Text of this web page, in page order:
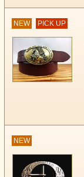
NEW PICK UP
NEW